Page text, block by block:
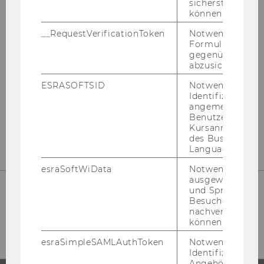
Welthandelsplatz 1
1020 Wien
Tel:+43-1-31336-4845
E-Mail:betriebsrat@wu.ac.at
Datenschutz-​Grundverordnung (DSGVO)
sicherstellen zu
können.
__RequestVerificationToken
Notwendig, um
gegenüber
abzusichern.
ESRASOFTSID
Notwendig zur
Identifizierung
angemeldeten
Benutzers im
des Business
Language
esraSoftWiData
Notwendig um
ausgewählte
und
Besuchers
nachverfolgen
können.
esraSimpleSAMLAuthToken
Notwendig zur
Identifizierung